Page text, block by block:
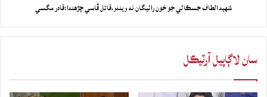
شهيد الطاف جسڪاڻي جو خون رائيگان نه ويندو،قاتل ڦاسي چڙهندا:قادر مگسي
سان لاڳاپيل آرٽيڪل